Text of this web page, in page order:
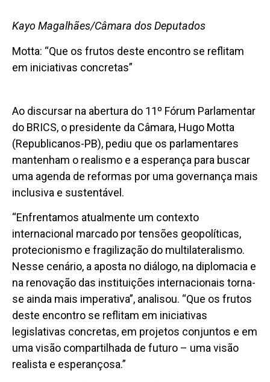
Kayo Magalhães/Câmara dos Deputados
Motta: “Que os frutos deste encontro se reflitam
em iniciativas concretas”
Ao discursar na abertura do 11º Fórum Parlamentar
do BRICS, o presidente da Câmara, Hugo Motta
(Republicanos-PB), pediu que os parlamentares
mantenham o realismo e a esperança para buscar
uma agenda de reformas por uma governança mais
inclusiva e sustentável.
“Enfrentamos atualmente um contexto
internacional marcado por tensões geopolíticas,
protecionismo e fragilização do multilateralismo.
Nesse cenário, a aposta no diálogo, na diplomacia e
na renovação das instituições internacionais torna-
se ainda mais imperativa”, analisou. “Que os frutos
deste encontro se reflitam em iniciativas
legislativas concretas, em projetos conjuntos e em
uma visão compartilhada de futuro – uma visão
realista e esperançosa.”